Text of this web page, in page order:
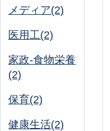
メディア(2)
医用工(2)
家政-食物栄養
(2)
保育(2)
健康生活(2)